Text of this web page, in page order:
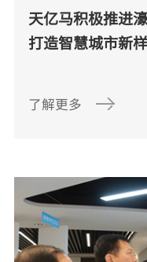
天亿马积极推进
打造智慧城市新
了解更多